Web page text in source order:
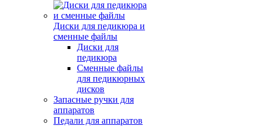
Диски для педикюра и
сменные файлы
Диски для
педикюра
Сменные файлы
для педикюрных
дисков
Запасные ручки для
аппаратов
Педали для аппаратов